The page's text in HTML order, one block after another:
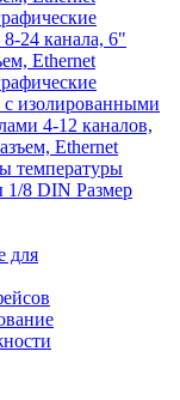
24 канала, 6"
Ethernet
изолированными
4-12 каналов,
Ethernet
температуры
1/8 DIN Размер
для